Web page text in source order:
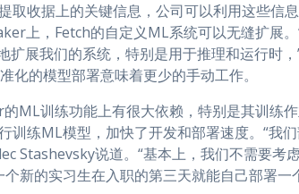
取收据上的关键信息，公司可以利用这些信
上，Fetch的自定义ML系统可以无缝扩展
展我们的系统，特别是用于推理和运行时
化的模型部署意味着更少的手动工作。
ML训练功能上有很大依赖，特别是其训练
训练ML模型，加快了开发和部署速度。“我
Stashevsky说道。“基本上，我们不需要考
新的实习生在入职的第三天就能自己部署一